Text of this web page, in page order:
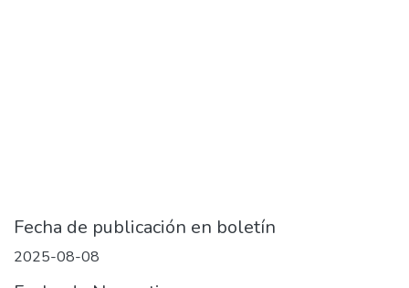
Fecha de publicación en boletín
2025-08-08